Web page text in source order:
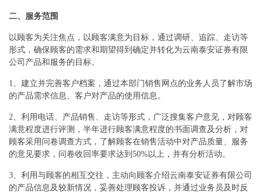
二、服务范围
以顾客为关注焦点，以顾客满意为目标，通过调研、追踪、走访等
形式，确保顾客的需求和期望得到确定并转化为云南泰安证券有限
公司产品和服务的目标。
1、建立并完善客户档案，通过本部门销售网点的业务人员了解市场
的产品需求信息、客户对产品的使用信息。
2、利用电话、产品销售、走访等形式，广泛搜集客户意见，对顾客
满意程度进行评测，半年进行顾客满意程度的书面调查及分析，对
顾客采用问卷调查方式，了解顾客在销售活动中对产品质量、服务
的意见要求，问卷收回率要求达到50%以上，并有分析活动。
3、利用与顾客的相互交往，主动向顾客介绍云南泰安证券有限公司
的产品信息及较新情况，妥善处理顾客投诉，并通过业务员及时反